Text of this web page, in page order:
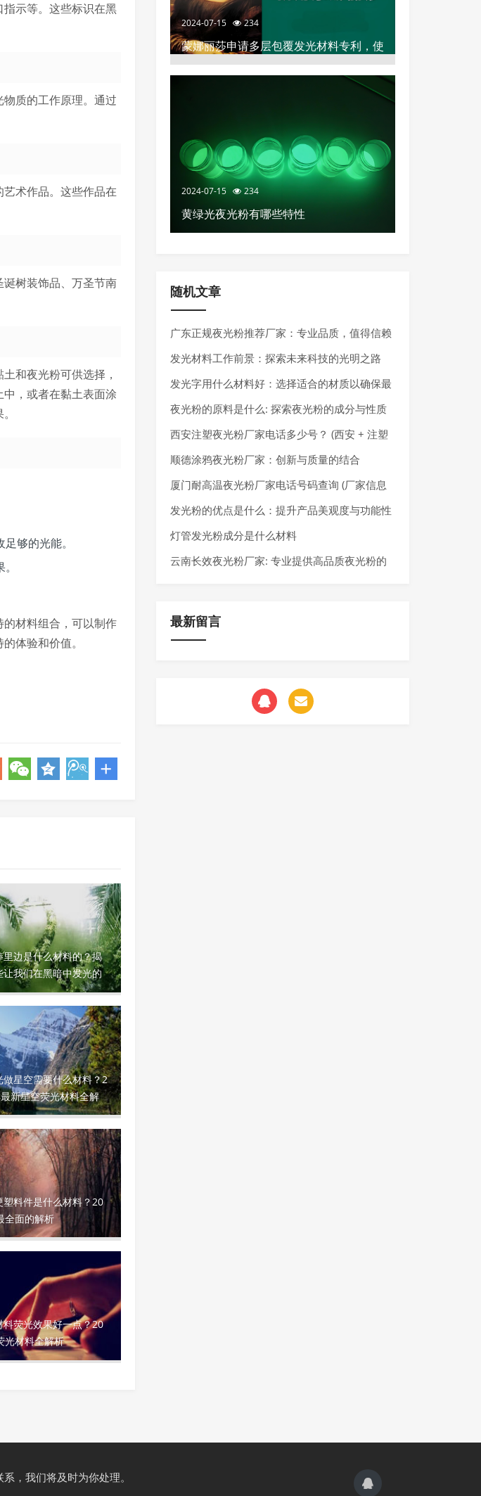
示等。这些标识在黑
质的工作原理。通过
术作品。这些作品在
树装饰品、万圣节南
和夜光粉可供选择，
，或者在黏土表面涂
够的光能。
材料组合，可以制作
体验和价值。
里边是什么材料的？揭
让我们在黑暗中发光的
学物质
做星空需要什么材料？2
新星空荧光材料全解
塑料件是什么材料？20
全面的解析
料荧光效果好一点？20
光材料全解析
2024-07-15 234
蒙娜丽莎申请多层包覆发光材料专利，使
陶瓷砖具有釉面平整和高效发光装饰效果
2024-07-15 234
黄绿光夜光粉有哪些特性
随机文章
广东正规夜光粉推荐厂家：专业品质，值得信赖
发光材料工作前景：探索未来科技的光明之路
发光字用什么材料好：选择适合的材质以确保最
佳效果
夜光粉的原料是什么: 探索夜光粉的成分与性质
西安注塑夜光粉厂家电话多少号？ (西安 + 注塑
夜光粉 + 厂家电话) 2024 最全信息！
顺德涂鸦夜光粉厂家：创新与质量的结合
厦门耐高温夜光粉厂家电话号码查询 (厂家信息
+ 联系方式 + 产品介绍) 2024 最全攻略！
发光粉的优点是什么：提升产品美观度与功能性
灯管发光粉成分是什么材料
云南长效夜光粉厂家: 专业提供高品质夜光粉的
最新留言
，我们将及时为你处理。